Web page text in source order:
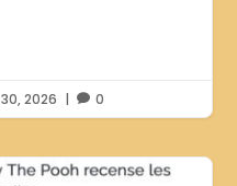
2026 |  0